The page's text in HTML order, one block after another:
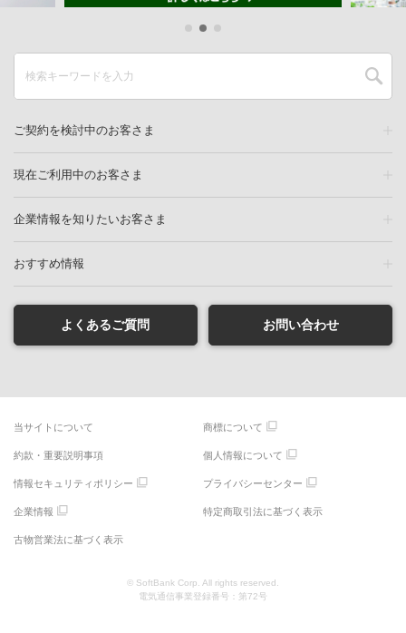
ご契約を検討中のお客さま
現在ご利用中のお客さま
企業情報を知りたいお客さま
おすすめ情報
よくあるご質問 お問い合わせ
当サイトについて 商標について
約款・重要説明事項 個人情報について
情報セキュリティポリシー プライバシーセンター
企業情報 特定商取引法に基づく表示
古物営業法に基づく表示
© SoftBank Corp. All rights reserved.
電気通信事業登録番号：第72号